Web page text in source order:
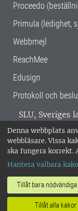
Denna webbplats
webbläsare. Vissa
ska fungera korrekt.
Hantera valbara
Tillåt bara
Tillåt alla kakor
Proceedo
Primula (ledighet,
Webbmejl
ReachMee
Edusign
Protokoll och
SLU, Sveriges
verksamhet
Alnarp,
miljöcertifierat
018-67 10 00 •
Om SLU:s
•Hantera
personuppgifter